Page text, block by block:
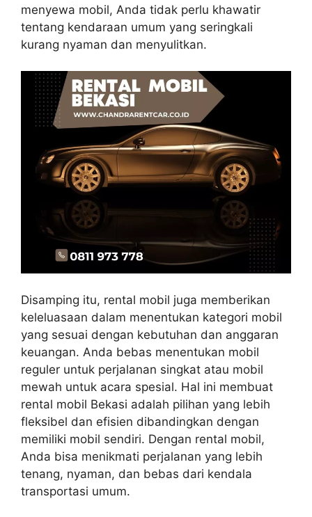
menyewa mobil, Anda tidak perlu khawatir
tentang kendaraan umum yang seringkali
kurang nyaman dan menyulitkan.
Disamping itu, rental mobil juga memberikan
keleluasaan dalam menentukan kategori mobil
yang sesuai dengan kebutuhan dan anggaran
keuangan. Anda bebas menentukan mobil
reguler untuk perjalanan singkat atau mobil
mewah untuk acara spesial. Hal ini membuat
rental mobil Bekasi adalah pilihan yang lebih
fleksibel dan efisien dibandingkan dengan
memiliki mobil sendiri. Dengan rental mobil,
Anda bisa menikmati perjalanan yang lebih
tenang, nyaman, dan bebas dari kendala
transportasi umum.